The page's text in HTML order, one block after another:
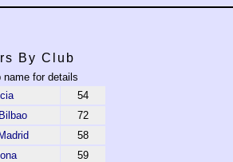
By Club
name for details
54
72
58
59